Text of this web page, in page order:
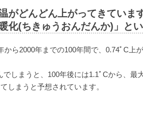
がどんどん上がってきていま
化(ちきゅうおんだんか)」と
から2000年までの100年間で、0.74ﾟC上
でしまうと、100年後には1.1ﾟCから、最
しまうと予想されています。